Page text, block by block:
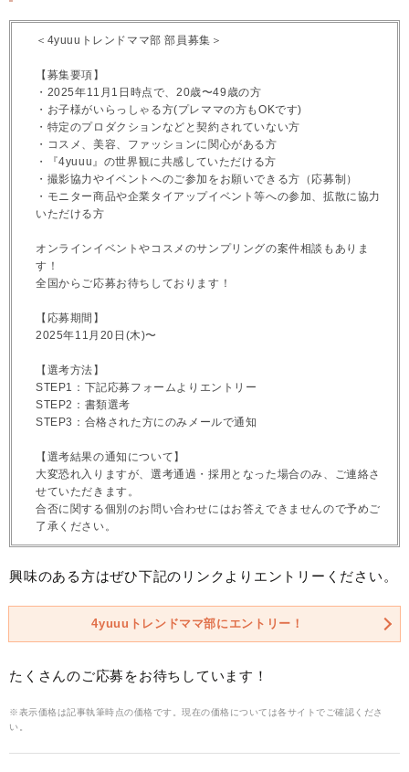
＜4yuuuトレンドママ部 部員募集＞
【募集要項】
・2025年11月1日時点で、20歳〜49歳の方
・お子様がいらっしゃる方(プレママの方もOKです)
・特定のプロダクションなどと契約されていない方
・コスメ、美容、ファッションに関心がある方
・『4yuuu』の世界観に共感していただける方
・撮影協力やイベントへのご参加をお願いできる方（応募制）
・モニター商品や企業タイアップイベント等への参加、拡散に協力
いただける方
オンラインイベントやコスメのサンプリングの案件相談もありま
す！
全国からご応募お待ちしております！
【応募期間】
2025年11月20日(木)〜
【選考方法】
STEP1：下記応募フォームよりエントリー
STEP2：書類選考
STEP3：合格された方にのみメールで通知
【選考結果の通知について】
大変恐れ入りますが、選考通過・採用となった場合のみ、ご連絡さ
せていただきます。
合否に関する個別のお問い合わせにはお答えできませんので予めご
了承ください。
興味のある方はぜひ下記のリンクよりエントリーください。
4yuuuトレンドママ部にエントリー！
たくさんのご応募をお待ちしています！
※表示価格は記事執筆時点の価格です。現在の価格については各サイトでご確認くださ
い。